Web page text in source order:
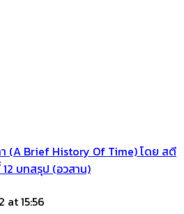
า (A Brief History Of Time) โดย สตี
บทสรุป (อวสาน)
at 15:56